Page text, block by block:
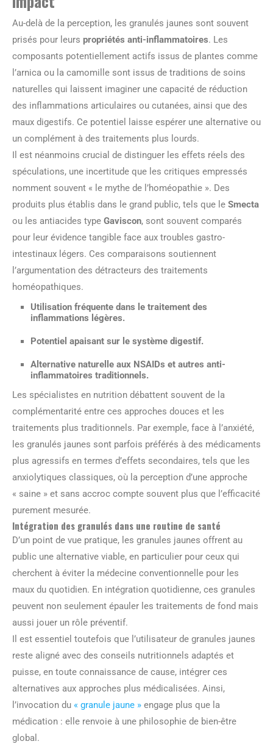
Au-delà de la perception, les granulés jaunes sont souvent
prisés pour leurs propriétés anti-inflammatoires. Les
composants potentiellement actifs issus de plantes comme
l’arnica ou la camomille sont issus de traditions de soins
naturelles qui laissent imaginer une capacité de réduction
des inflammations articulaires ou cutanées, ainsi que des
maux digestifs. Ce potentiel laisse espérer une alternative ou
un complément à des traitements plus lourds.
Il est néanmoins crucial de distinguer les effets réels des
spéculations, une incertitude que les critiques empressés
nomment souvent « le mythe de l’homéopathie ». Des
produits plus établis dans le grand public, tels que le Smecta
ou les antiacides type Gaviscon, sont souvent comparés
pour leur évidence tangible face aux troubles gastro-
intestinaux légers. Ces comparaisons soutiennent
l’argumentation des détracteurs des traitements
homéopathiques.
Utilisation fréquente dans le traitement des
inflammations légères.
Potentiel apaisant sur le système digestif.
Alternative naturelle aux NSAIDs et autres anti-
inflammatoires traditionnels.
Les spécialistes en nutrition débattent souvent de la
complémentarité entre ces approches douces et les
traitements plus traditionnels. Par exemple, face à l’anxiété,
les granulés jaunes sont parfois préférés à des médicaments
plus agressifs en termes d’effets secondaires, tels que les
anxiolytiques classiques, où la perception d’une approche
« saine » et sans accroc compte souvent plus que l’efficacité
purement mesurée.
Intégration des granulés dans une routine de santé
D’un point de vue pratique, les granules jaunes offrent au
public une alternative viable, en particulier pour ceux qui
cherchent à éviter la médecine conventionnelle pour les
maux du quotidien. En intégration quotidienne, ces granules
peuvent non seulement épauler les traitements de fond mais
aussi jouer un rôle préventif.
Il est essentiel toutefois que l’utilisateur de granules jaunes
reste aligné avec des conseils nutritionnels adaptés et
puisse, en toute connaissance de cause, intégrer ces
alternatives aux approches plus médicalisées. Ainsi,
l’invocation du « granule jaune » engage plus que la
médication : elle renvoie à une philosophie de bien-être
global.